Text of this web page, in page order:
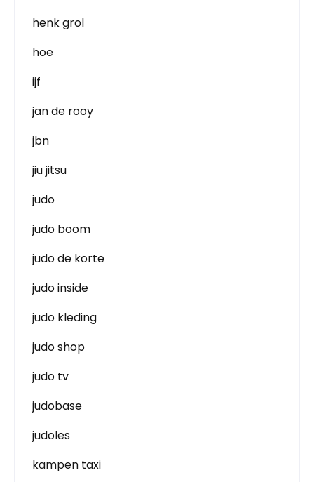
henk grol
hoe
ijf
jan de rooy
jbn
jiu jitsu
judo
judo boom
judo de korte
judo inside
judo kleding
judo shop
judo tv
judobase
judoles
kampen taxi